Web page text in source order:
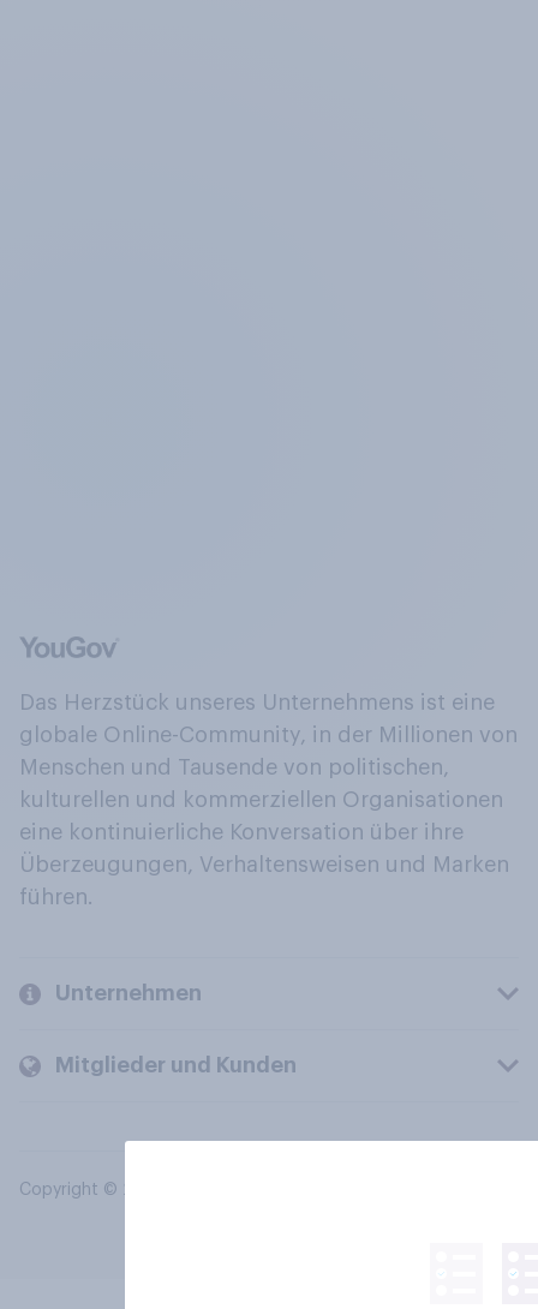
Das Herzstück unseres Unternehmens ist eine
globale Online-Community, in der Millionen von
Menschen und Tausende von politischen,
kulturellen und kommerziellen Organisationen
eine kontinuierliche Konversation über ihre
Überzeugungen, Verhaltensweisen und Marken
führen.
Unternehmen
Mitglieder und Kunden
Copyright © 2026 YouGov PLC. Alle Rechte vorbehalten.